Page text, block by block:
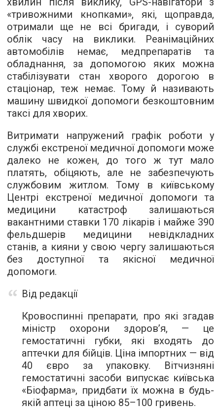
«тривожними кнопками», які, щоправда,
отримали ще не всі бригади, і суворий
облік часу на виклики. Реанімаційних
автомобілів немає, медпрепаратів та
обладнання, за допомогою яких можна
стабілізувати стан хворого дорогою в
стаціонар, теж немає. Тому й називають
машину швидкої допомоги безкоштовним
таксі для хворих.
Витримати напружений графік роботи у
службі екстреної медичної допомоги може
далеко не кожен, до того ж тут мало
платять, обіцяють, але не забезпечують
службовим житлом. Тому в київському
Центрі екстреної медичної допомоги та
медицини катастроф залишаються
вакантними ставки 170 лікарів і майже 390
фельдшерів медицини невідкладних
станів, а кияни у свою чергу залишаються
без доступної та якісної медичної
допомоги.
Від редакції
Кровоспинні препарати, про які згадав
міністр охорони здоров’я, — це
гемостатичні губки, які входять до
аптечки для бійців. Ціна імпортних — від
40 євро за упаковку. Вітчизняні
гемостатичні засоби випускає київська
«Біофарма», придбати їх можна в будь-
якій аптеці за ціною 85–100 гривень.